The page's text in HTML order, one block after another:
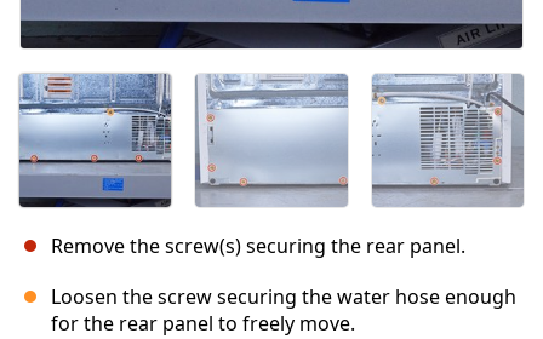
Remove the screw(s) securing the rear panel.
Loosen the screw securing the water hose enough
for the rear panel to freely move.